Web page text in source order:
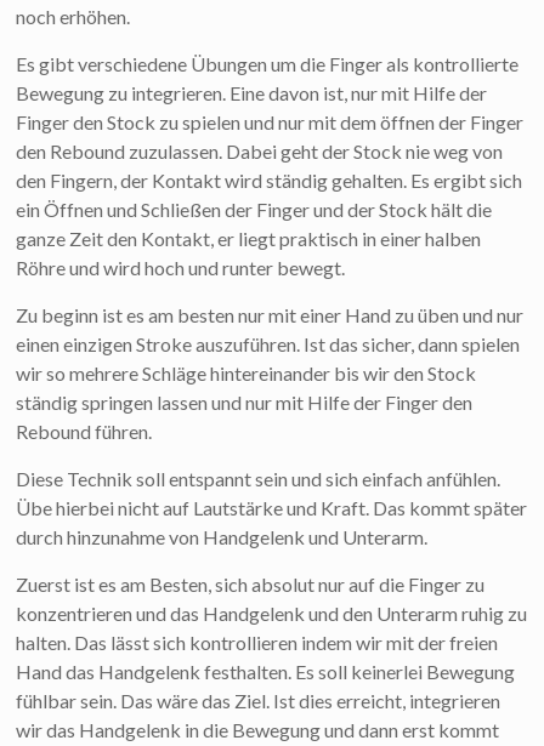
noch erhöhen.
Es gibt verschiedene Übungen um die Finger als kontrollierte
Bewegung zu integrieren. Eine davon ist, nur mit Hilfe der
Finger den Stock zu spielen und nur mit dem öffnen der Finger
den Rebound zuzulassen. Dabei geht der Stock nie weg von
den Fingern, der Kontakt wird ständig gehalten. Es ergibt sich
ein Öffnen und Schließen der Finger und der Stock hält die
ganze Zeit den Kontakt, er liegt praktisch in einer halben
Röhre und wird hoch und runter bewegt.
Zu beginn ist es am besten nur mit einer Hand zu üben und nur
einen einzigen Stroke auszuführen. Ist das sicher, dann spielen
wir so mehrere Schläge hintereinander bis wir den Stock
ständig springen lassen und nur mit Hilfe der Finger den
Rebound führen.
Diese Technik soll entspannt sein und sich einfach anfühlen.
Übe hierbei nicht auf Lautstärke und Kraft. Das kommt später
durch hinzunahme von Handgelenk und Unterarm.
Zuerst ist es am Besten, sich absolut nur auf die Finger zu
konzentrieren und das Handgelenk und den Unterarm ruhig zu
halten. Das lässt sich kontrollieren indem wir mit der freien
Hand das Handgelenk festhalten. Es soll keinerlei Bewegung
fühlbar sein. Das wäre das Ziel. Ist dies erreicht, integrieren
wir das Handgelenk in die Bewegung und dann erst kommt